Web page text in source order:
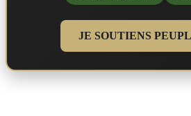
JE SOUTIENS